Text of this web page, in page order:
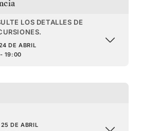
LOS DETALLES DE
DE ABRIL
19:00
DE ABRIL